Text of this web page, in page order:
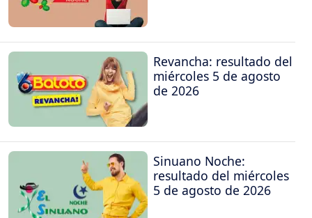
Revancha: resultado del
miércoles 5 de agosto
de 2026
Sinuano Noche:
resultado del miércoles
5 de agosto de 2026